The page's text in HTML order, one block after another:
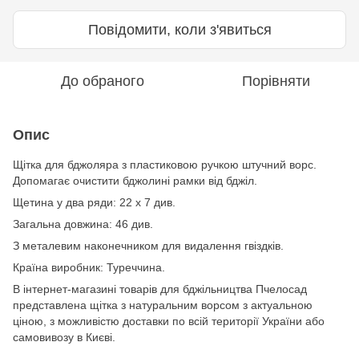
Повідомити, коли з'явиться
До обраного Порівняти
Опис
Щітка для бджоляра з пластиковою ручкою штучний ворс.
Допомагає очистити бджолині рамки від бджіл.
Щетина у два ряди: 22 х 7 див.
Загальна довжина: 46 див.
З металевим наконечником для видалення гвіздків.
Країна виробник: Туреччина.
В інтернет-магазині товарів для бджільництва Пчелосад
представлена щітка з натуральним ворсом з актуальною
ціною, з можливістю доставки по всій території України або
самовивозу в Києві.